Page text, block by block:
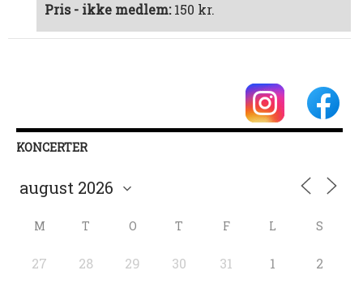
Pris - ikke medlem:150 kr.
KONCERTER
M T O T F L S
27 28 29 30 31 1 2